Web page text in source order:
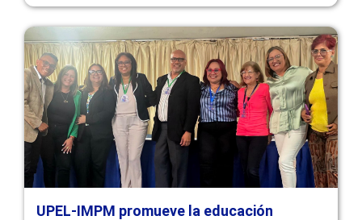
UPEL-IMPM promueve la educación